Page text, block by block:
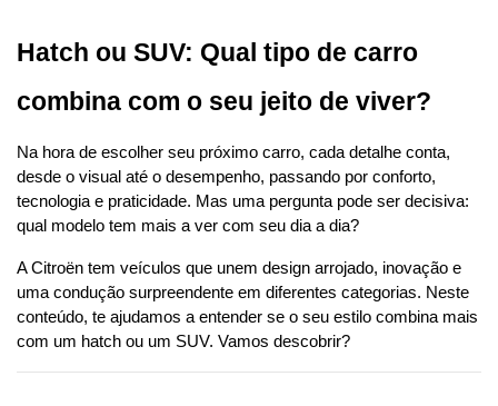
Hatch ou SUV: Qual tipo de carro
combina com o seu jeito de viver?
Na hora de escolher seu próximo carro, cada detalhe conta,
desde o visual até o desempenho, passando por conforto,
tecnologia e praticidade. Mas uma pergunta pode ser decisiva:
qual modelo tem mais a ver com seu dia a dia?
A Citroën tem veículos que unem design arrojado, inovação e
uma condução surpreendente em diferentes categorias. Neste
conteúdo, te ajudamos a entender se o seu estilo combina mais
com um hatch ou um SUV. Vamos descobrir?